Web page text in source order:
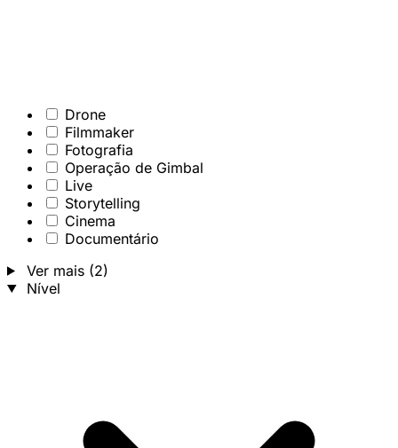
Drone
Filmmaker
Fotografia
Operação de Gimbal
Live
Storytelling
Cinema
Documentário
Ver mais (2)
Nível